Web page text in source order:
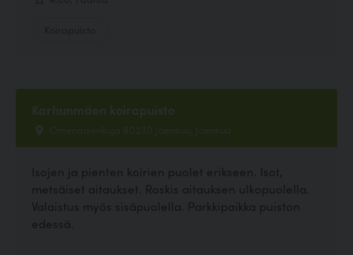
Karhunmäen koirapuisto
Omenaisenkuja 80230 Joensuu, Joensuu
Isojen ja pienten koirien puolet erikseen. Isot,
metsäiset aitaukset. Roskis aitauksen ulkopuolella.
Valaistus myös sisäpuolella. Parkkipaikka puiston
edessä.